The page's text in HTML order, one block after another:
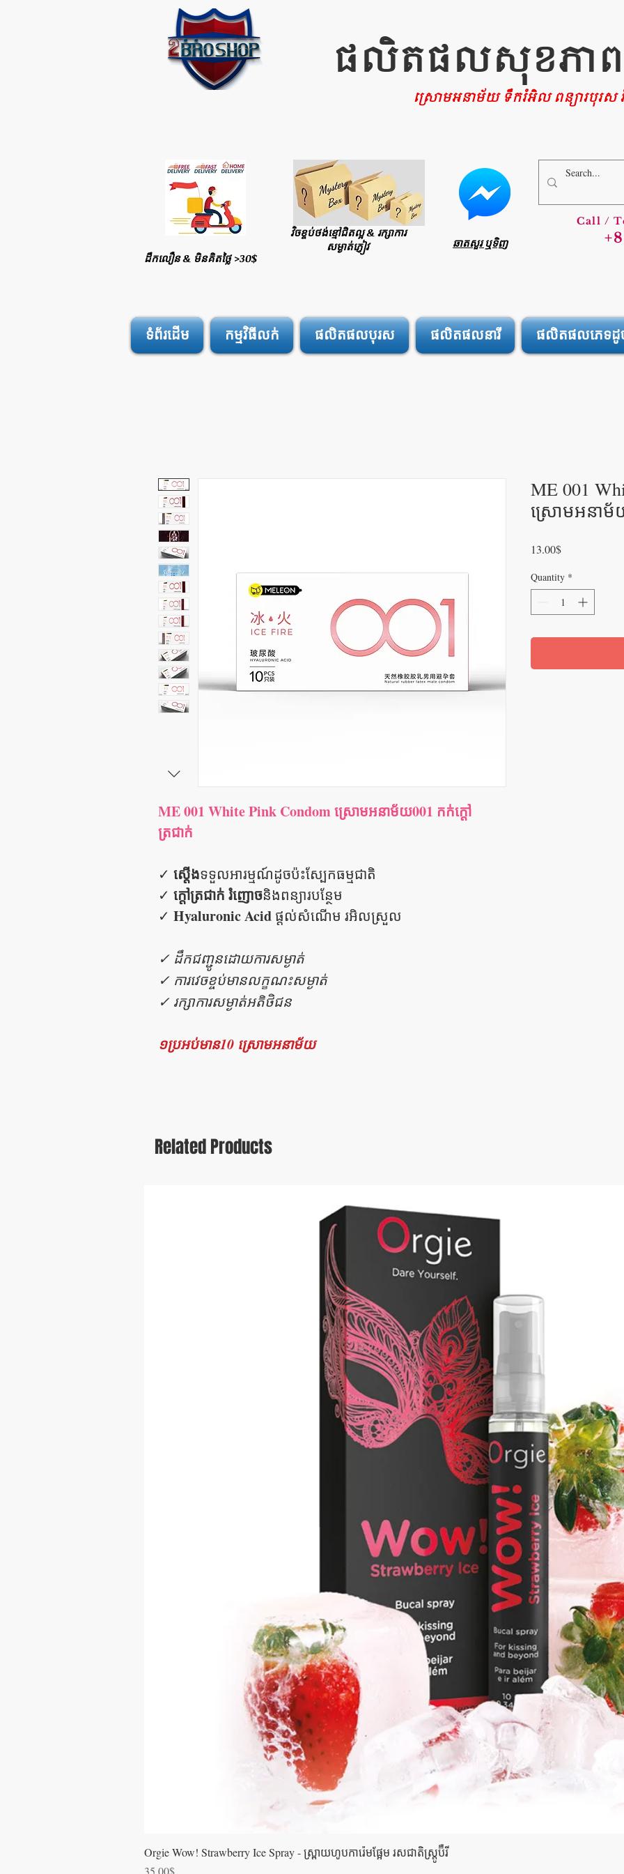
ផលិតផលសុខភាពផ្
ស្រោមអនាម័យ ទឹករំអិល ពន្យារបុរស
ដឹកលឿន & មិនគិតថ្លៃ >30$
វិចខ្ចប់ថង់ខ្មៅជិតល្អ & រក្សាការ
សម្ងាត់ភ្ញៀវ
ឆាតសួរ ឬទិញ
Call /
ទំព័រដើម កម្មវិធីលក់ ផលិតផលបុរស ផលិតផលនារី ផលិតផលភេទដូច
ME 001 White Pink Condom ស្រោមអនាម័យ001 កក់ក្តៅ
ត្រជាក់
✓ ស្តើងទទួលអារម្មណ៍ដូចប៉ះស្បែកធម្មជាតិ
✓ ក្តៅត្រជាក់ រំញោចនិងពន្យារបន្ថែម
✓ Hyaluronic Acid ផ្តល់សំណើម រអិលស្រួល
✓ ដឹកជញ្ជូនដោយការសម្ងាត់
✓ ការវេចខ្ចប់មានលក្ខណះសម្ងាត់
✓ រក្សាការសម្ងាត់អតិថិជន
១ប្រអប់មាន10 ស្រោមអនាម័យ
ME 001
ស្រោមអនាម័
13.00$Price
Quantity *
Related Products
Quick View
Orgie Wow! Strawberry Ice Spray - ស្រ្ពាយហូបការ៉េមផ្អែម រសជាតិស្ត្រូប៊ឺ​រី
Price
35.00$